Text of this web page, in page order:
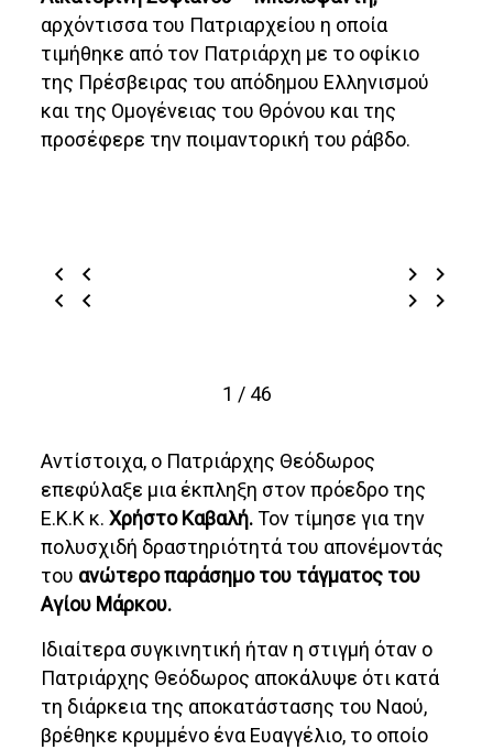
αρχόντισσα του Πατριαρχείου η οποία
τιμήθηκε από τον Πατριάρχη με το οφίκιο
της Πρέσβειρας του απόδημου Ελληνισμού
και της Ομογένειας του Θρόνου και της
προσέφερε την ποιμαντορική του ράβδο.
1 / 46
Αντίστοιχα, ο Πατριάρχης Θεόδωρος
επεφύλαξε μια έκπληξη στον πρόεδρο της
Ε.Κ.Κ κ.Χρήστο Καβαλή.Τον τίμησε για την
πολυσχιδή δραστηριότητά του απονέμοντάς
του ανώτερο παράσημο του τάγματος του
Αγίου Μάρκου.
Ιδιαίτερα συγκινητική ήταν η στιγμή όταν ο
Πατριάρχης Θεόδωρος αποκάλυψε ότι κατά
τη διάρκεια της αποκατάστασης του Ναού,
βρέθηκε κρυμμένο ένα Ευαγγέλιο, το οποίο